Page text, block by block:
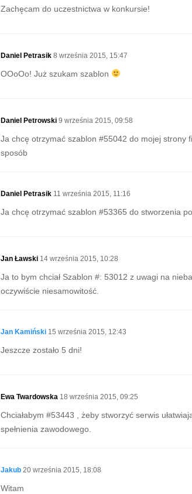
Zachęcam do uczestnictwa w konkursie!
Daniel Petrasik 8 września 2015, 15:47
OOoOo! Już szukam szablon
Daniel Petrowski 9 września 2015, 09:58
Ja chcę otrzymać szablon #55042 do mojej strony
sposób
Daniel Petrasik 11 września 2015, 11:16
Ja chcę otrzymać szablon #53365 do stworzenia
Jan Ławski 14 września 2015, 10:28
Ja to bym chciał Szablon #: 53012 z uwagi na
oczywiście niesamowitość.
Jan Kamiński 15 września 2015, 12:43
Jeszcze zostało 5 dni!
Ewa Twardowska 18 września 2015, 09:25
Chciałabym #53443 , żeby stworzyć serwis
spełnienia zawodowego.
Jakub 20 września 2015, 18:08
Witam